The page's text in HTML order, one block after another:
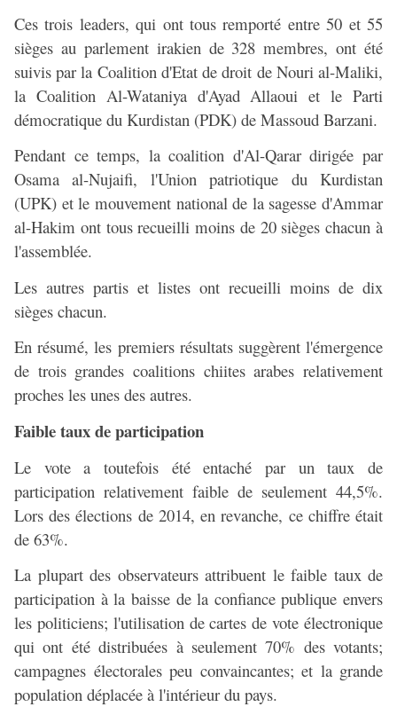
Ces trois leaders, qui ont tous remporté entre 50 et 55
sièges au parlement irakien de 328 membres, ont été
suivis par la Coalition d'Etat de droit de Nouri al-Maliki,
la Coalition Al-Wataniya d'Ayad Allaoui et le Parti
démocratique du Kurdistan (PDK) de Massoud Barzani.
Pendant ce temps, la coalition d'Al-Qarar dirigée par
Osama al-Nujaifi, l'Union patriotique du Kurdistan
(UPK) et le mouvement national de la sagesse d'Ammar
al-Hakim ont tous recueilli moins de 20 sièges chacun à
l'assemblée.
Les autres partis et listes ont recueilli moins de dix
sièges chacun.
En résumé, les premiers résultats suggèrent l'émergence
de trois grandes coalitions chiites arabes relativement
proches les unes des autres.
Faible taux de participation
Le vote a toutefois été entaché par un taux de
participation relativement faible de seulement 44,5%.
Lors des élections de 2014, en revanche, ce chiffre était
de 63%.
La plupart des observateurs attribuent le faible taux de
participation à la baisse de la confiance publique envers
les politiciens; l'utilisation de cartes de vote électronique
qui ont été distribuées à seulement 70% des votants;
campagnes électorales peu convaincantes; et la grande
population déplacée à l'intérieur du pays.